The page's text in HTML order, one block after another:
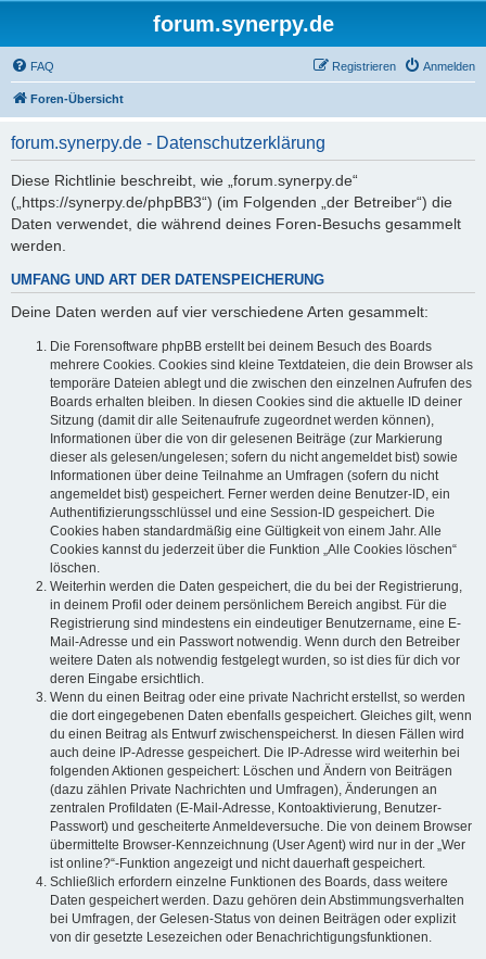
forum.synerpy.de
FAQ Anmelden
Registrieren
Foren-Übersicht
forum.synerpy.de - Datenschutzerklärung
Diese Richtlinie beschreibt, wie „forum.synerpy.de“
(„https://synerpy.de/phpBB3“) (im Folgenden „der Betreiber“) die
Daten verwendet, die während deines Foren-Besuchs gesammelt
werden.
UMFANG UND ART DER DATENSPEICHERUNG
Deine Daten werden auf vier verschiedene Arten gesammelt:
Die Forensoftware phpBB erstellt bei deinem Besuch des Boards
mehrere Cookies. Cookies sind kleine Textdateien, die dein Browser als
temporäre Dateien ablegt und die zwischen den einzelnen Aufrufen des
Boards erhalten bleiben. In diesen Cookies sind die aktuelle ID deiner
Sitzung (damit dir alle Seitenaufrufe zugeordnet werden können),
Informationen über die von dir gelesenen Beiträge (zur Markierung
dieser als gelesen/ungelesen; sofern du nicht angemeldet bist) sowie
Informationen über deine Teilnahme an Umfragen (sofern du nicht
angemeldet bist) gespeichert. Ferner werden deine Benutzer-ID, ein
Authentifizierungsschlüssel und eine Session-ID gespeichert. Die
Cookies haben standardmäßig eine Gültigkeit von einem Jahr. Alle
Cookies kannst du jederzeit über die Funktion „Alle Cookies löschen“
löschen.
Weiterhin werden die Daten gespeichert, die du bei der Registrierung,
in deinem Profil oder deinem persönlichem Bereich angibst. Für die
Registrierung sind mindestens ein eindeutiger Benutzername, eine E-
Mail-Adresse und ein Passwort notwendig. Wenn durch den Betreiber
weitere Daten als notwendig festgelegt wurden, so ist dies für dich vor
deren Eingabe ersichtlich.
Wenn du einen Beitrag oder eine private Nachricht erstellst, so werden
die dort eingegebenen Daten ebenfalls gespeichert. Gleiches gilt, wenn
du einen Beitrag als Entwurf zwischenspeicherst. In diesen Fällen wird
auch deine IP-Adresse gespeichert. Die IP-Adresse wird weiterhin bei
folgenden Aktionen gespeichert: Löschen und Ändern von Beiträgen
(dazu zählen Private Nachrichten und Umfragen), Änderungen an
zentralen Profildaten (E-Mail-Adresse, Kontoaktivierung, Benutzer-
Passwort) und gescheiterte Anmeldeversuche. Die von deinem Browser
übermittelte Browser-Kennzeichnung (User Agent) wird nur in der „Wer
ist online?“-Funktion angezeigt und nicht dauerhaft gespeichert.
Schließlich erfordern einzelne Funktionen des Boards, dass weitere
Daten gespeichert werden. Dazu gehören dein Abstimmungsverhalten
bei Umfragen, der Gelesen-Status von deinen Beiträgen oder explizit
von dir gesetzte Lesezeichen oder Benachrichtigungsfunktionen.